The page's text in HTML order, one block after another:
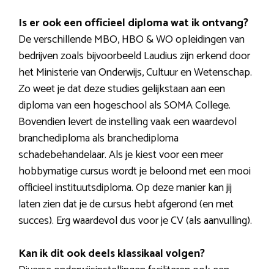
Is er ook een officieel diploma wat ik ontvang?
De verschillende MBO, HBO & WO opleidingen van
bedrijven zoals bijvoorbeeld Laudius zijn erkend door
het Ministerie van Onderwijs, Cultuur en Wetenschap.
Zo weet je dat deze studies gelijkstaan aan een
diploma van een hogeschool als SOMA College.
Bovendien levert de instelling vaak een waardevol
branchediploma als branchediploma
schadebehandelaar. Als je kiest voor een meer
hobbymatige cursus wordt je beloond met een mooi
officieel instituutsdiploma. Op deze manier kan jij
laten zien dat je de cursus hebt afgerond (en met
succes). Erg waardevol dus voor je CV (als aanvulling).
Kan ik dit ook deels klassikaal volgen?